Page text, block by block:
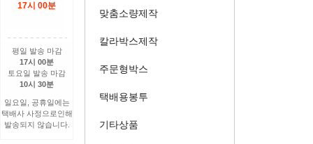
17시 00분
평일 발송 마감
17시 00분
토요일 발송 마감
10시 30분
일요일, 공휴일에는
택배사 사정으로인해
발송되지 않습니다.
맞춤소량제작
칼라박스제작
주문형박스
택배용봉투
기타상품